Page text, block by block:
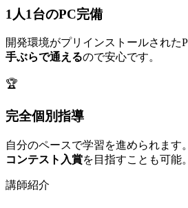
1人1台のPC完備
開発環境がプリインストールされた
手ぶらで通えるので安心です。
🏆
完全個別指導
自分のペースで学習を進められます。
コンテスト入賞を目指すことも可能。
講師紹介